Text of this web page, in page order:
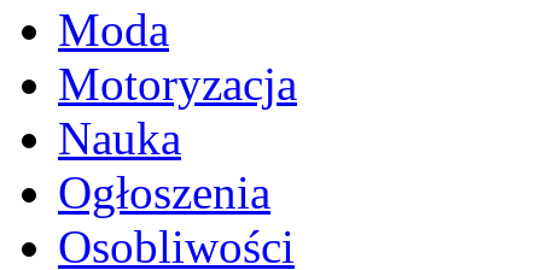
Moda
Motoryzacja
Nauka
Ogłoszenia
Osobliwości